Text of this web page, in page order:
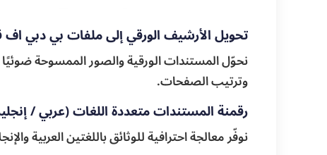
تحويل الأرشيف الورقي إلى ملفات بي دبي اف
نحوّل المستندات الورقية والصور الممسوحة
وترتيب الصفحات.
رقمنة المستندات متعددة اللغات (عربي /
نوفّر معالجة احترافية للوثائق باللغتين العربية